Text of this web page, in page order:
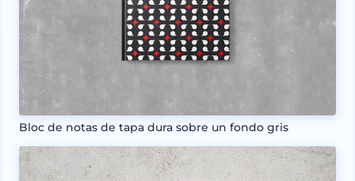
Bloc de notas de tapa dura sobre un fondo gris